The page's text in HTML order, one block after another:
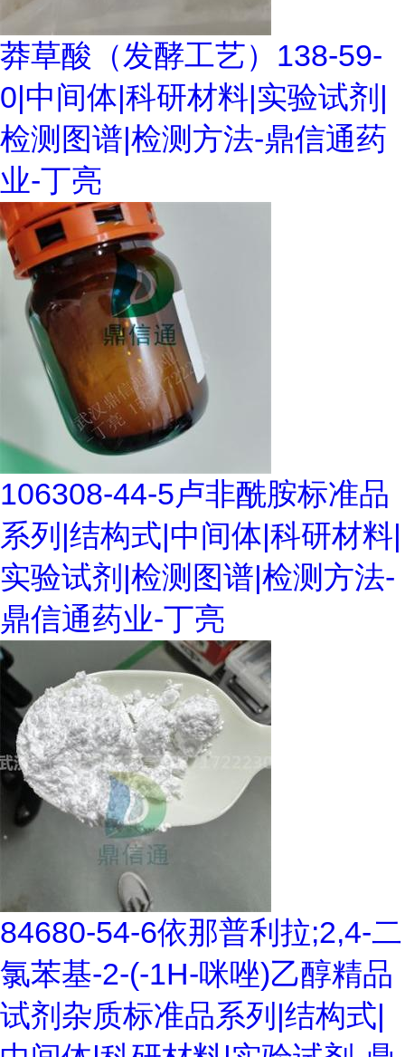
莽草酸（发酵工艺）138-59-
0|中间体|科研材料|实验试剂|
检测图谱|检测方法-鼎信通药
业-丁亮
106308-44-5卢非酰胺标准品
系列|结构式|中间体|科研材料|
实验试剂|检测图谱|检测方法-
鼎信通药业-丁亮
84680-54-6依那普利拉;2,4-二
氯苯基-2-(-1H-咪唑)乙醇精品
试剂杂质标准品系列|结构式|